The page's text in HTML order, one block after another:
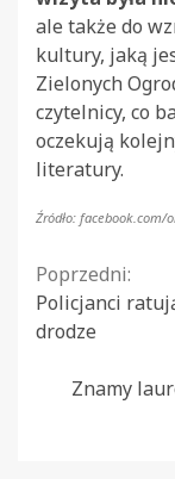
ale także do
kultury, jaką
Zielonych
czytelnicy, co
oczekują
literatury.
Źródło:
Continue
Reading
Poprzedni:
Policjanci
drodze
Znamy